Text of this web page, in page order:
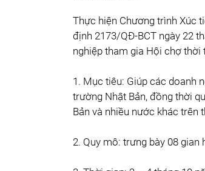
Thực hiện Chương trình Xúc
định 2173/QĐ-BCT ngày 22
nghiệp tham gia Hội chợ thời
1. Mục tiêu: Giúp các doanh
trường Nhật Bản, đồng thời
Bản và nhiều nước khác trên
2. Quy mô: trưng bày 08